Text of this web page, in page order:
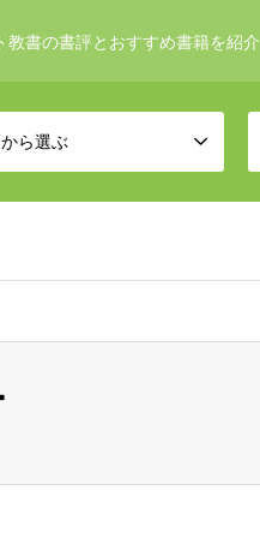
教書の書評とおすすめ書籍を紹介
ら選ぶ